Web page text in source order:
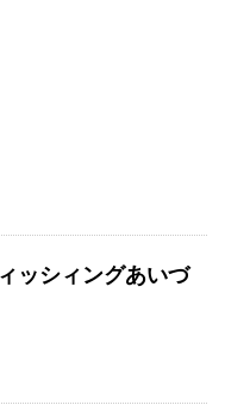
ッシィングあいづ